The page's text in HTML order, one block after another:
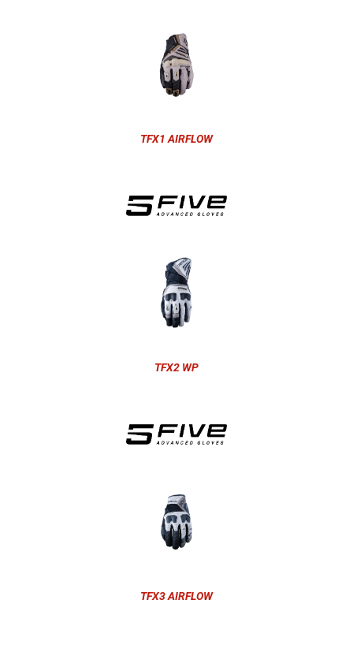
TFX1 AIRFLOW
TFX2 WP
TFX3 AIRFLOW